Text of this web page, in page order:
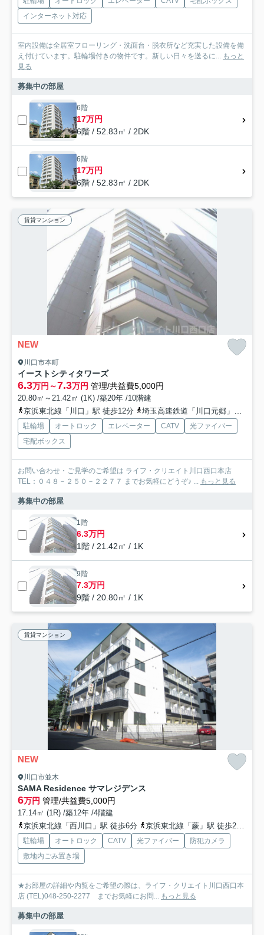
インターネット対応
室内設備は全居室フローリング・洗面台・脱衣所など充実した設備を備
え付けています。駐輪場付きの物件です。新しい日々を送るに... もっと
見る
募集中の部屋
6階
17万円
6階 / 52.83㎡ / 2DK
6階
17万円
6階 / 52.83㎡ / 2DK
賃貸マンション
NEW
川口市本町
イーストシティタワーズ
6.3万円～7.3万円 管理/共益費5,000円
20.80㎡～21.42㎡ (1K) /築20年 /10階建
京浜東北線「川口」駅 徒歩12分
埼玉高速鉄道「川口元郷」駅 徒歩7分
駐輪場 オートロック エレベーター CATV
光ファイバー
宅配ボックス
お問い合わせ・ご見学のご希望は ライフ・クリエイト川口西口本店
TEL：０４８－２５０－２２７７ までお気軽にどうぞ♪ ... もっと見る
募集中の部屋
1階
6.3万円
1階 / 21.42㎡ / 1K
9階
7.3万円
9階 / 20.80㎡ / 1K
賃貸マンション
NEW
川口市並木
SAMA Residence サマレジデンス
6万円 管理/共益費5,000円
17.14㎡ (1R) /築12年 /4階建
京浜東北線「西川口」駅 徒歩6分
京浜東北線「蕨」駅 徒歩23分
駐輪場 オートロック CATV 光ファイバー
防犯カメラ
敷地内ごみ置き場
★お部屋の詳細や内覧をご希望の際は、ライフ・クリエイト川口西口本
店 (TEL)048-250-2277 までお気軽にお問... もっと見る
募集中の部屋